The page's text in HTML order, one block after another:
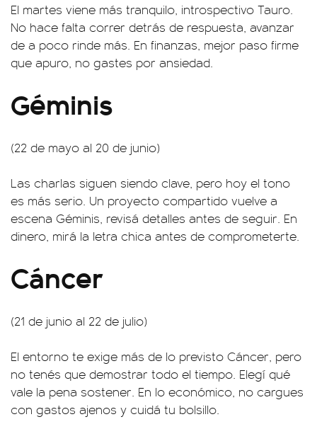
El martes viene más tranquilo, introspectivo Tauro.
No hace falta correr detrás de respuesta, avanzar
de a poco rinde más. En finanzas, mejor paso firme
que apuro, no gastes por ansiedad.
Géminis
(22 de mayo al 20 de junio)
Las charlas siguen siendo clave, pero hoy el tono
es más serio. Un proyecto compartido vuelve a
escena Géminis, revisá detalles antes de seguir. En
dinero, mirá la letra chica antes de comprometerte.
Cáncer
(21 de junio al 22 de julio)
El entorno te exige más de lo previsto Cáncer, pero
no tenés que demostrar todo el tiempo. Elegí qué
vale la pena sostener. En lo económico, no cargues
con gastos ajenos y cuidá tu bolsillo.